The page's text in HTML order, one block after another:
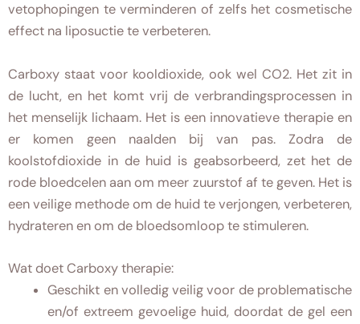
vetophopingen te verminderen of zelfs het cosmetische
effect na liposuctie te verbeteren.
Carboxy staat voor kooldioxide, ook wel CO2. Het zit in
de lucht, en het komt vrij de verbrandingsprocessen in
het menselijk lichaam. Het is een innovatieve therapie en
er komen geen naalden bij van pas. Zodra de
koolstofdioxide in de huid is geabsorbeerd, zet het de
rode bloedcelen aan om meer zuurstof af te geven. Het is
een veilige methode om de huid te verjongen, verbeteren,
hydrateren en om de bloedsomloop te stimuleren.
Wat doet Carboxy therapie:
Geschikt en volledig veilig voor de problematische
en/of extreem gevoelige huid, doordat de gel een